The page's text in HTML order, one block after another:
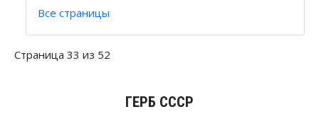
Все страницы
Страница 33 из 52
ГЕРБ СССР